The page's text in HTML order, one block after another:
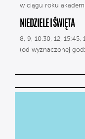
w ciągu roku
NIEDZIELE I ŚWIĘTA
8, 9, 10.30, 12, 15:45,
(od wyznaczonej